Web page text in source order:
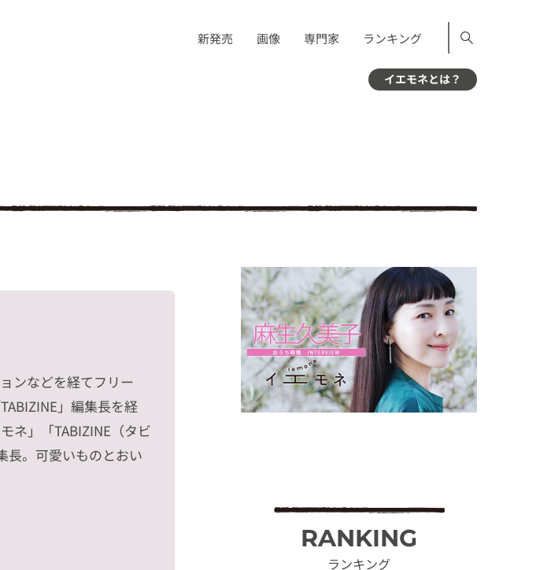
新発売 画像 専門家 ランキング
イエモネとは？
ンなどを経てフリー
」編集長を経
ネ」「TABIZINE（タビ
長。可愛いものとおい
RANKING
ランキング